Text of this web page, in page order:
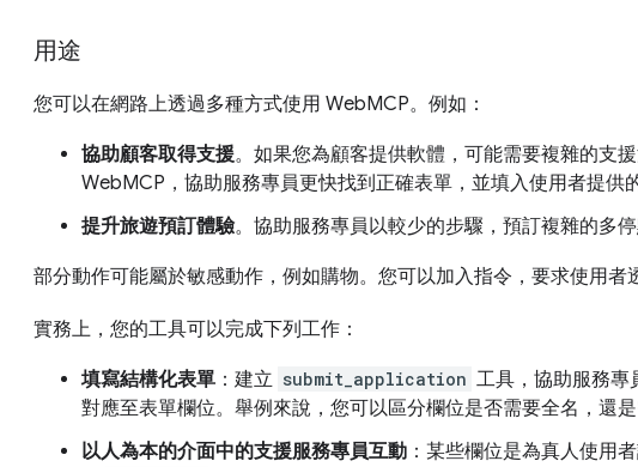
用途
您可以在網路上透過多種方式使用 WebMCP。例如：
協助顧客取得支援。如果您為顧客提供軟體，可能需要複雜的支
WebMCP，協助服務專員更快找到正確表單，並填入使用者提供的
提升旅遊預訂體驗。協助服務專員以較少的步驟，預訂複雜的多停
部分動作可能屬於敏感動作，例如購物。您可以加入指令，要求使用者
實務上，您的工具可以完成下列工作：
填寫結構化表單 ：建立 submit_application 工具，協助服務專
對應至表單欄位。舉例來說，您可以區分欄位是否需要全名，還是
以人為本的介面中的支援服務專員互動 ：某些欄位是為真人使用